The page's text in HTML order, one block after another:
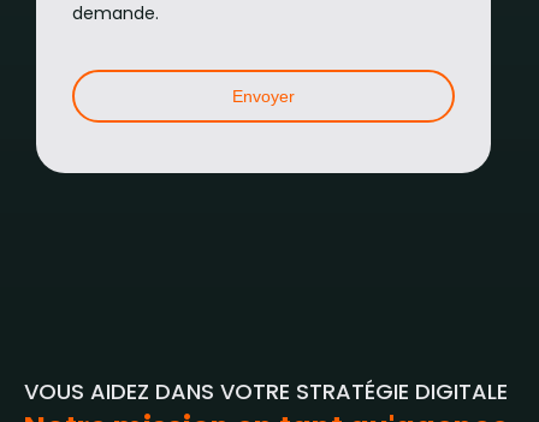
demande.
VOUS AIDEZ DANS VOTRE STRATÉGIE DIGITALE